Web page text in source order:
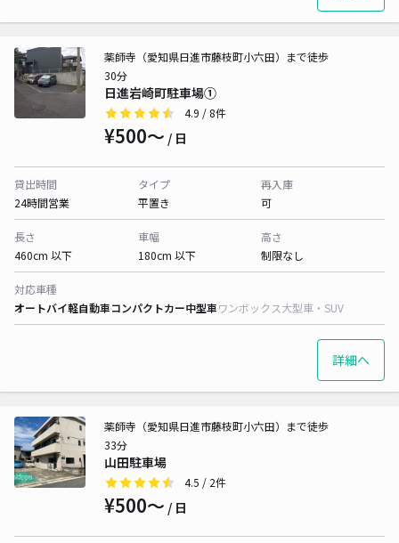
日進岩崎町駐車場①
薬師寺（愛知県日進市藤枝町小六田）まで徒歩
30分
4.9 / 8件
¥500〜 / 日
貸出時間
24時間営業
タイプ
平置き
再入庫
可
長さ
460cm 以下
車幅
180cm 以下
高さ
制限なし
対応車種
オートバイ軽自動車コンパクトカー中型車ワンボックス大型車・SUV
詳細へ
山田駐車場
薬師寺（愛知県日進市藤枝町小六田）まで徒歩
33分
4.5 / 2件
¥500〜 / 日